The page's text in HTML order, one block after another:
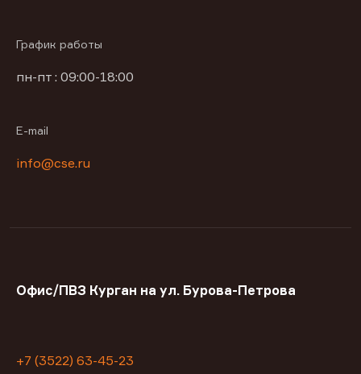
График работы
пн-пт : 09:00-18:00
E-mail
info@cse.ru
Офис/ПВЗ Курган на ул. Бурова-Петрова
+7 (3522) 63-45-23